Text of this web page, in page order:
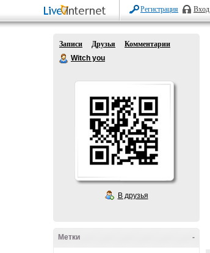
Регистрация Вход
Записи Друзья
Комментарии
Witch you
В друзья
-
Метки